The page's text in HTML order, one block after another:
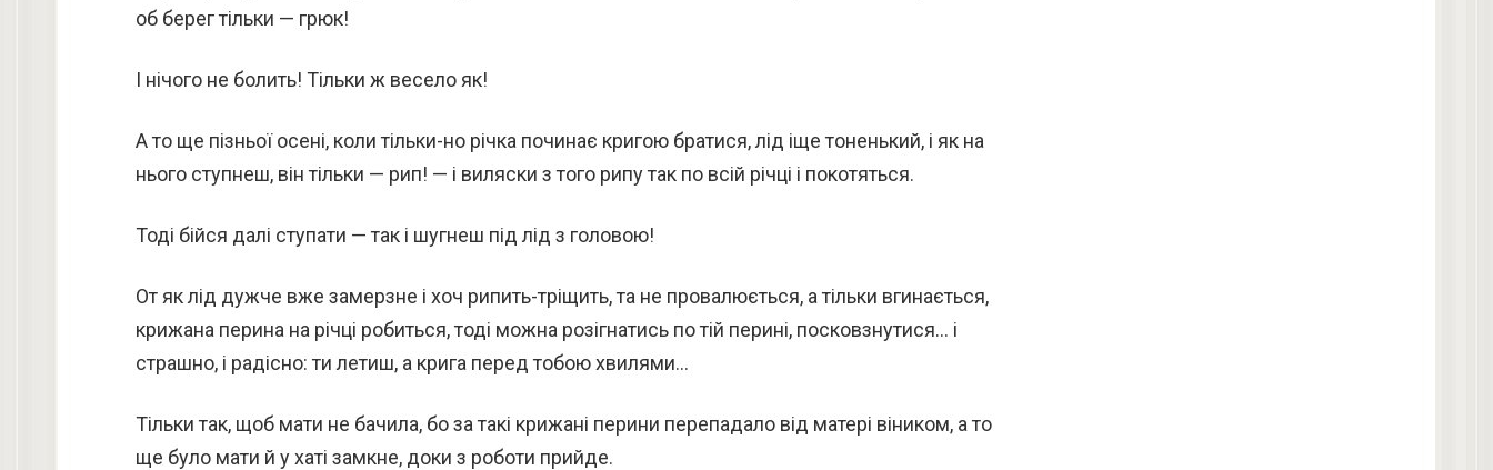
об берег тільки — грюк!
І нічого не болить! Тільки ж весело як!
А то ще пізньої осені, коли тільки-но річка починає кригою братися, лід іще тоненький, і як на
нього ступнеш, він тільки — рип! — і виляски з того рипу так по всій річці і покотяться.
Тоді бійся далі ступати — так і шугнеш під лід з головою!
От як лід дужче вже замерзне і хоч рипить-тріщить, та не провалюється, а тільки вгинається,
крижана перина на річці робиться, тоді можна розігнатись по тій перині, посковзнутися… і
страшно, і радісно: ти летиш, а крига перед тобою хвилями…
Тільки так, щоб мати не бачила, бо за такі крижані перини перепадало від матері віником, а то
ще було мати й у хаті замкне, доки з роботи прийде.